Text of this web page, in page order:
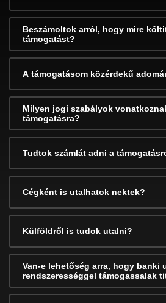
Beszámoltok arról, hogy mire
támogatást?
A támogatásom közérdekű
Milyen jogi szabályok
támogatásra?
Tudtok számlát adni a
Cégként is utalhatok nektek?
Külföldről is tudok utalni?
Van-e lehetőség arra, hogy banki
rendszerességgel támogassalak